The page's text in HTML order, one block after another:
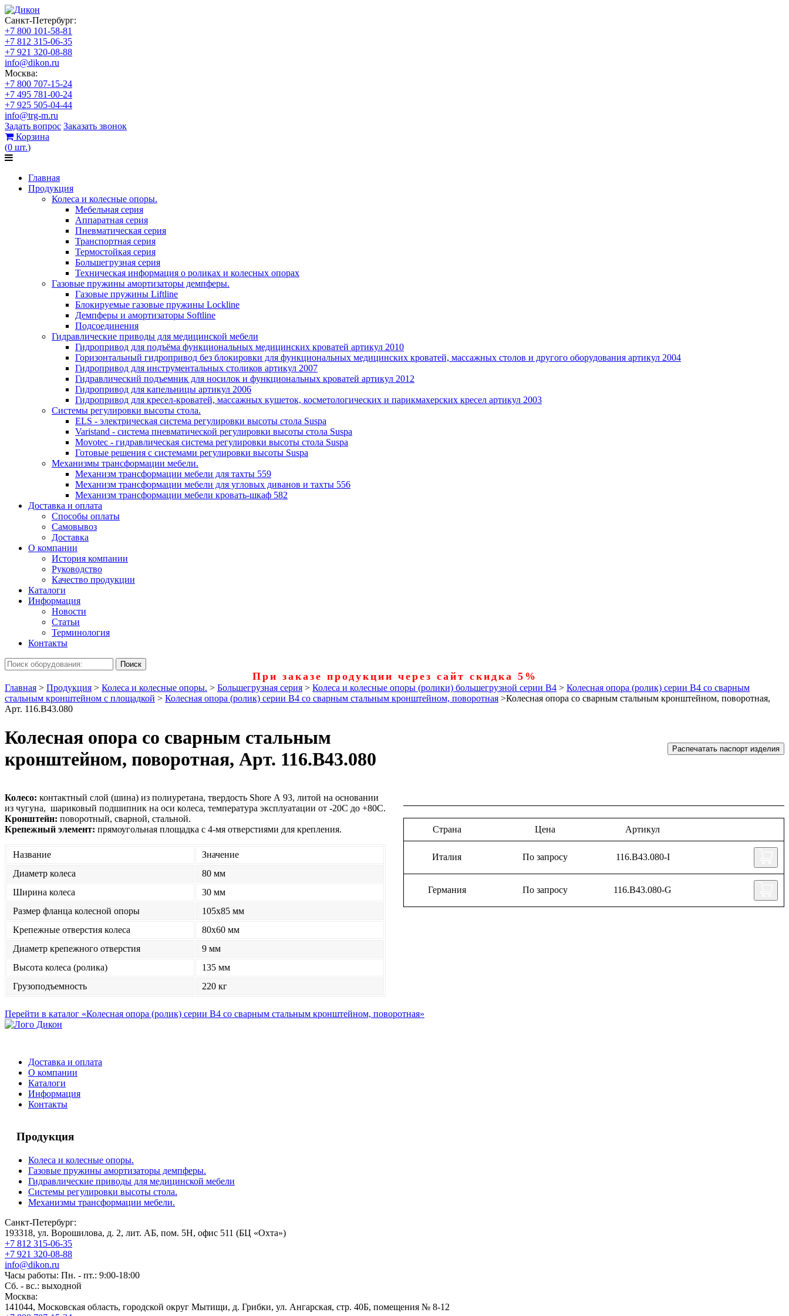
Санкт-Петербург:
+7 800 101-58-81
+7 812 315-06-35
+7 921 320-08-88
info@dikon.ru
Москва:
+7 800 707-15-24
+7 495 781-00-24
+7 925 505-04-44
info@trg-m.ru
Задать вопрос Заказать звонок
Корзина
(0 шт.)
Главная
Продукция
Колеса и колесные опоры.
Мебельная серия
Аппаратная серия
Пневматическая серия
Транспортная серия
Термостойкая серия
Большегрузная серия
Техническая информация о роликах и колесных опорах
Газовые пружины амортизаторы демпферы.
Газовые пружины Liftline
Блокируемые газовые пружины Lockline
Демпферы и амортизаторы Softline
Подсоединения
Гидравлические приводы для медицинской мебели
Гидропривод для подъёма функциональных медицинских кроватей артикул 2010
Горизонтальный гидропривод без блокировки для функциональных медицинских кроватей, массажных столов и другого оборудования артикул 2004
Гидропривод для инструментальных столиков артикул 2007
Гидравлический подъемник для носилок и функциональных кроватей артикул 2012
Гидропривод для капельницы артикул 2006
Гидропривод для кресел-кроватей, массажных кушеток, косметологических и парикмахерских кресел артикул 2003
Системы регулировки высоты стола.
ELS - электрическая система регулировки высоты стола Suspa
Varistand - система пневматической регулировки высоты стола Suspa
Movotec - гидравлическая система регулировки высоты стола Suspa
Готовые решения с системами регулировки высоты Suspa
Механизмы трансформации мебели.
Механизм трансформации мебели для тахты 559
Механизм трансформации мебели для угловых диванов и тахты 556
Механизм трансформации мебели кровать-шкаф 582
Доставка и оплата
Способы оплаты
Самовывоз
Доставка
О компании
История компании
Руководство
Качество продукции
Каталоги
Информация
Новости
Статьи
Терминология
Контакты
При заказе продукции через сайт скидка 5%
Главная > Продукция > Колеса и колесные опоры. > Большегрузная серия > Колеса и колесные опоры (ролики) большегрузной серии В4 > Колесная опора (ролик) серии B4 со сварным
стальным кронштейном с площадкой > Колесная опора (ролик) серии B4 со сварным стальным кронштейном, поворотная >Колесная опора со сварным стальным кронштейном, поворотная,
Арт. 116.B43.080
Колесная опора со сварным стальным
кронштейном, поворотная, Арт. 116.B43.080
Распечатать паспорт изделия
Колесо: контактный слой (шина) из полиуретана, твердость Shore А 93, литой на основании
из чугуна, шариковый подшипник на оси колеса, температура эксплуатации от -20С до +80С.
Кронштейн: поворотный, сварной, стальной.
Крепежный элемент: прямоугольная площадка с 4-мя отверстиями для крепления.
Название
Значение
Диаметр колеса
80 мм
Ширина колеса
30 мм
Размер фланца колесной опоры
105x85 мм
Крепежные отверстия колеса
80x60 мм
Диаметр крепежного отверстия
9 мм
Высота колеса (ролика)
135 мм
Грузоподъемность
220 кг
Страна Цена Артикул
Италия По запросу 116.B43.080-I
Германия По запросу 116.B43.080-G
Перейти в каталог «Колесная опора (ролик) серии B4 со сварным стальным кронштейном, поворотная»
Доставка и оплата
О компании
Каталоги
Информация
Контакты
Продукция
Колеса и колесные опоры.
Газовые пружины амортизаторы демпферы.
Гидравлические приводы для медицинской мебели
Системы регулировки высоты стола.
Механизмы трансформации мебели.
Санкт-Петербург:
193318, ул. Ворошилова, д. 2, лит. АБ, пом. 5Н, офис 511 (БЦ «Охта»)
+7 812 315-06-35
+7 921 320-08-88
info@dikon.ru
Часы работы: Пн. - пт.: 9:00-18:00
Сб. - вс.: выходной
Москва:
141044, Московская область, городской округ Мытищи, д. Грибки, ул. Ангарская, стр. 40Б, помещения № 8-12